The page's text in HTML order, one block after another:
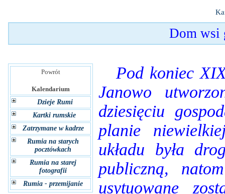
Dom wsi
Powrót
Kalendarium
Dzieje Rumi
Kartki rumskie
Zatrzymane w kadrze
Rumia na starych
pocztówkach
Rumia na starej
fotografii
Rumia - przemijanie
Pod koniec XIX
Janowo
dziesięciu
planie
układu była
publiczną,
usytuowane